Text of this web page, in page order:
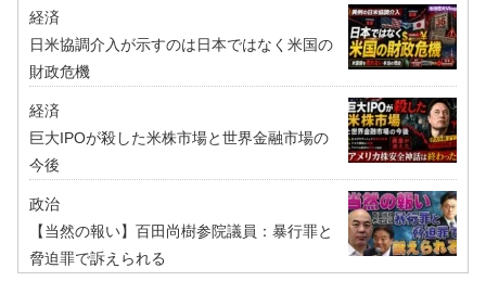
経済
日米協調介入が示すのは日本ではなく米国の
財政危機
経済
巨大IPOが殺した米株市場と世界金融市場の
今後
政治
【当然の報い】百田尚樹参院議員：暴行罪と
脅迫罪で訴えられる